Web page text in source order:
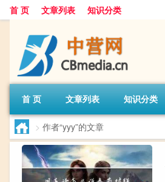
首 页 文章列表 知识分类
首 页 文章列表 知识分类
> 作者“yyy”的文章